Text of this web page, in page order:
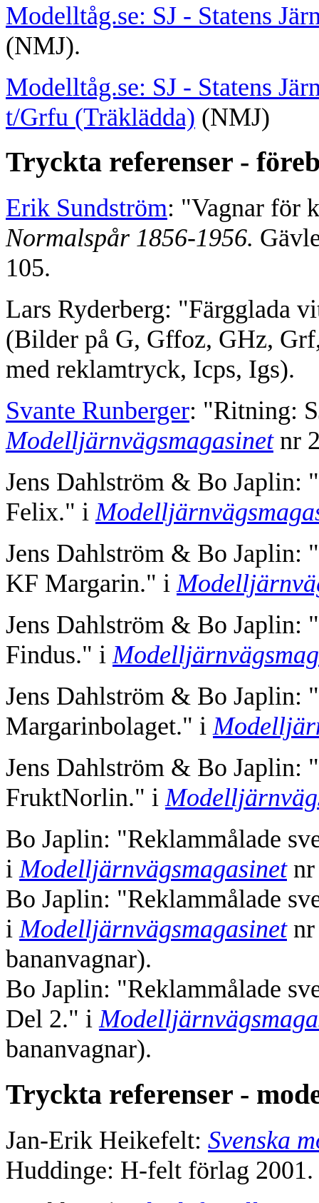
Modelltåg.se: SJ - Statens
(NMJ).
Modelltåg.se: SJ - Statens
t/Grfu (Träklädda) (NMJ)
Tryckta referenser -
Erik Sundström: "Vagnar för
Normalspår 1856-1956.
105.
Lars Ryderberg: "Färgglada
(Bilder på G, Gffoz, GHz,
med reklamtryck, Icps, Igs).
Svante Runberger: "Ritning:
Modelljärnvägsmagasinetnr
Jens Dahlström & Bo Japlin:
Felix." i
Jens Dahlström & Bo Japlin:
KF Margarin." i
Jens Dahlström & Bo Japlin:
Findus." i
Jens Dahlström & Bo Japlin:
Margarinbolaget." i
Jens Dahlström & Bo Japlin:
FruktNorlin." i
Bo Japlin: "Reklammålade
iModelljärnvägsmagasinetnr
Bo Japlin: "Reklammålade
iModelljärnvägsmagasinetnr
bananvagnar).
Bo Japlin: "Reklammålade
Del 2." i
bananvagnar).
Tryckta referenser -
Jan-Erik Heikefelt: Svenska
Huddinge: H-felt förlag 2001.